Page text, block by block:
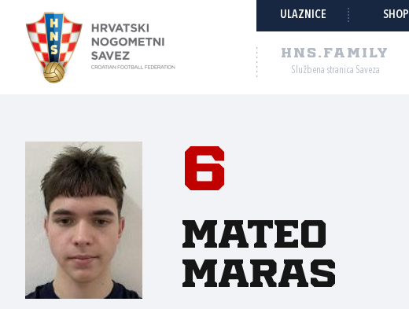
ULAZNICE SHOP
HNS.FAMILY
Službena stranica Saveza
6
Mateo
Maras